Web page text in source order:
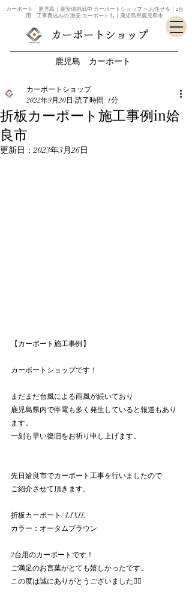
カーポートショップ
カーポート 鹿児島｜最安値挑戦中 カーポートショップ へお任せを｜2台
用 工事費込みの 激安 カーポートも｜鹿児島県鹿児島市
鹿児島 カーポート
折板カーポート施工事例in姶
良市
カーポートショップ
2022年9月20日 読了時間: 1分
更新日：2023年3月26日
【カーポート施工事例】
カーポートショップです！
まだまだ台風による雨風が続いており
鹿児島県内で停電も多く発生していると報道もあり
ます。
一刻も早い復旧をお祈り申し上げます。
先日姶良市でカーポート工事を行いましたので
ご紹介させて頂きます。
折板カーポート/ LIXIL
カラー：オータムブラウン
2台用のカーポートです！
ご満足のお言葉がとても嬉しかったです。
この度は誠にありがとうございました🙇‍♀️